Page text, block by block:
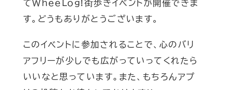
てWheeLog!街歩きイベントが開催できま
す。どうもありがとうございます。
このイベントに参加されることで、心のバリ
アフリーが少しでも広がっていってくれたら
いいなと思っています。また、もちろんアプ